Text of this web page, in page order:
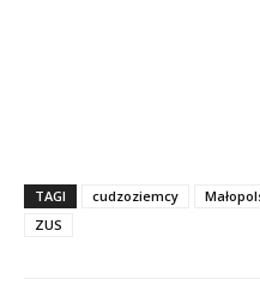
TAGI cudzoziemcy
ZUS